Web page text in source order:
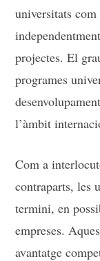
universitats
projectes. El
programes
l’àmbit
Com a
contraparts, les
termini, en
empreses.
avantatge